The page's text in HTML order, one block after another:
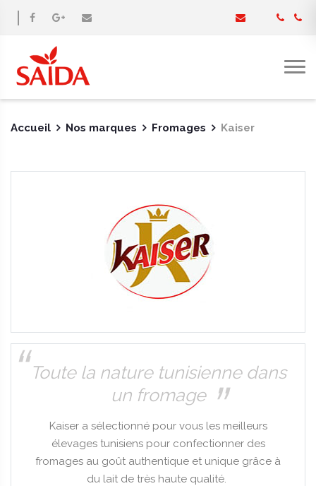
Accueil Nos marques Fromages Kaiser
Toute la nature tunisienne dans
un fromage
Kaiser a sélectionné pour vous les meilleurs
élevages tunisiens pour confectionner des
fromages au goût authentique et unique grâce à
du lait de très haute qualité.